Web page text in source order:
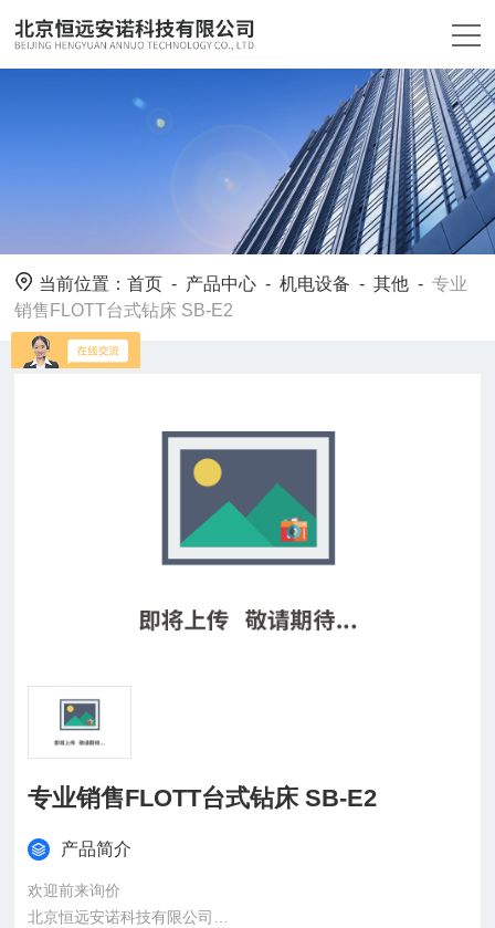
当前位置：首页 - 产品中心 -机电设备 -其他 -专业
销售FLOTT台式钻床 SB-E2
专业销售FLOTT台式钻床 SB-E2
产品简介
欢迎前来询价
北京恒远安诺科技有限公司